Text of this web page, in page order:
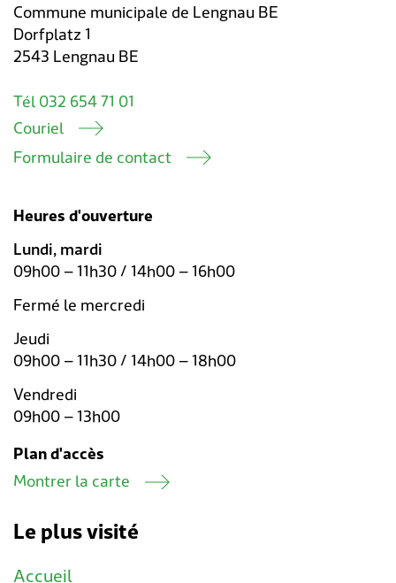
Commune municipale de Lengnau BE
Dorfplatz 1
2543 Lengnau BE
Tél 032 654 71 01
Couriel
Formulaire de contact
Heures d'ouverture
Lundi, mardi
09h00 – 11h30 / 14h00 – 16h00
Fermé le mercredi
Jeudi
09h00 – 11h30 / 14h00 – 18h00
Vendredi
09h00 – 13h00
Plan d'accès
Montrer la carte
Le plus visité
Accueil